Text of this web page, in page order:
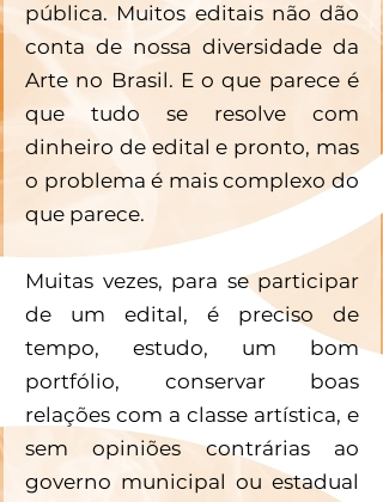
pública. Muitos editais não dão
conta de nossa diversidade da
Arte no Brasil. E o que parece é
que tudo se resolve com
dinheiro de edital e pronto, mas
o problema é mais complexo do
que parece.
Muitas vezes, para se participar
de um edital, é preciso de
tempo, estudo, um bom
portfólio, conservar boas
relações com a classe artística, e
sem opiniões contrárias ao
governo municipal ou estadual